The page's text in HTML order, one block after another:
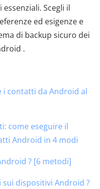
Scegli il
ed esigenze e
di backup sicuro dei
.
contatti da Android al
come eseguire il
Android in 4 modi
? [6 metodi]
dispositivi Android ?